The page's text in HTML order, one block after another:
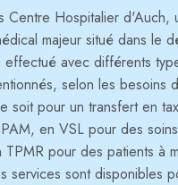
Centre Hospitalier d'Auch,
majeur situé dans le
avec différents
selon les besoins
soit pour un transfert en
en VSL pour des
pour des patients à
services sont disponibles